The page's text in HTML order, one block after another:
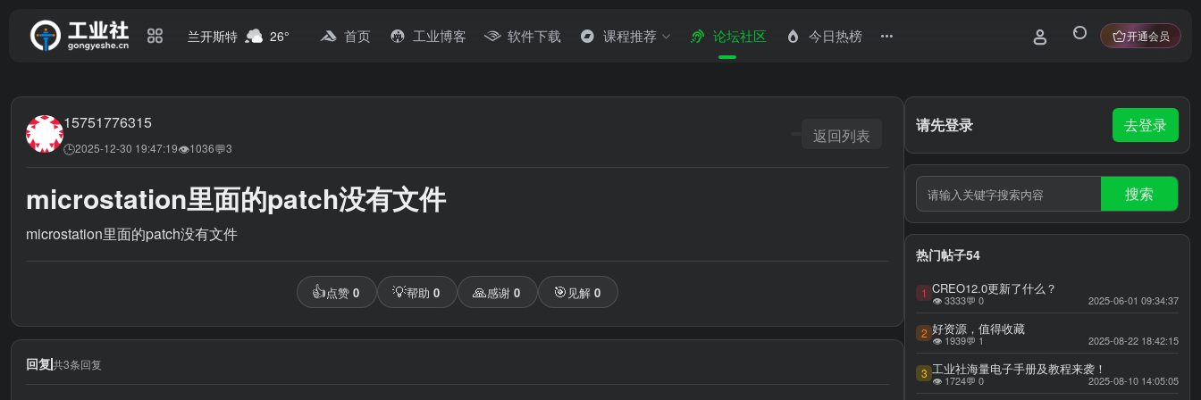
兰开斯特 26° 首页 工业博客 软件下载 课程推荐 论坛社区 今日热榜 开通会员
15751776315
🕒2025-12-30 19:47:19👁1036💬3
返回列表
microstation里面的patch没有文件
microstation里面的patch没有文件
👍点赞 0 💡帮助 0 🙏感谢 0 🎯 见解 0
回复共3条回复
请先登录 去登录
搜索
热门帖子54
1 CREO12.0更新了什么？
👁 3333💬 0 2025-06-01 09:34:37
2 好资源，值得收藏
👁 1939💬 1 2025-08-22 18:42:15
3 工业社海量电子手册及教程来袭！
👁 1724💬 0 2025-08-10 14:05:05